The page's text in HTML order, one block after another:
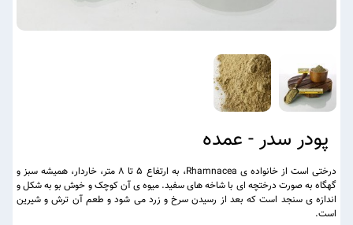
پودر سدر - عمده
درختی است از خانواده ی Rhamnacea، به ارتفاع ۵ تا ۸ متر، خاردار، همیشه سبز و
گهگاه به صورت درختچه ای با شاخه های سفید. میوه ی آن کوچک و خوش بو به شکل و
اندازه ی سنجد است که بعد از رسیدن سرخ و زرد می شود و طعم آن ترش و شیرین
است.